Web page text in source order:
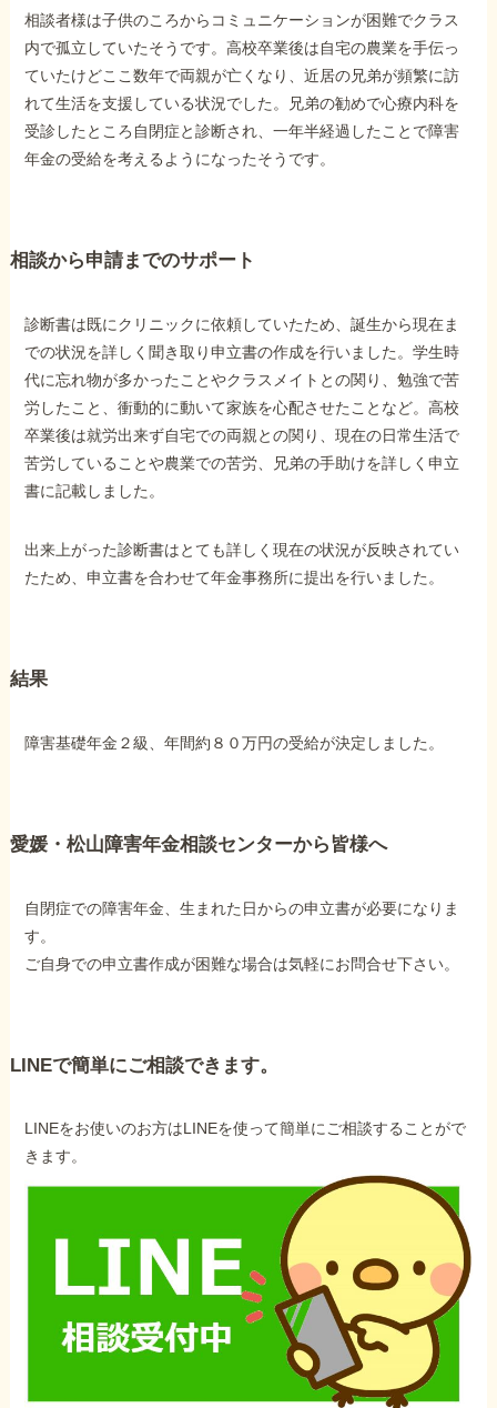
で受給相談をする
依頼するメリット
お電話でのお問い合わせ
089-907-3797
受付時間：平日9:00~18:00
相談者様は子供のころからコミュニケーションが困難でクラス
内で孤立していたそうです。高校卒業後は自宅の農業を手伝っ
ていたけどここ数年で両親が亡くなり、近居の兄弟が頻繁に訪
れて生活を支援している状況でした。兄弟の勧めで心療内科を
受診したところ自閉症と診断され、一年半経過したことで障害
年金の受給を考えるようになったそうです。
相談から申請までのサポート
診断書は既にクリニックに依頼していたため、誕生から現在ま
での状況を詳しく聞き取り申立書の作成を行いました。学生時
代に忘れ物が多かったことやクラスメイトとの関り、勉強で苦
労したこと、衝動的に動いて家族を心配させたことなど。高校
卒業後は就労出来ず自宅での両親との関り、現在の日常生活で
苦労していることや農業での苦労、兄弟の手助けを詳しく申立
書に記載しました。
出来上がった診断書はとても詳しく現在の状況が反映されてい
たため、申立書を合わせて年金事務所に提出を行いました。
結果
障害基礎年金２級、年間約８０万円の受給が決定しました。
愛媛・松山障害年金相談センターから皆様へ
自閉症での障害年金、生まれた日からの申立書が必要になりま
す。
ご自身での申立書作成が困難な場合は気軽にお問合せ下さい。
LINEで簡単にご相談できます。
LINEをお使いのお方はLINEを使って簡単にご相談することがで
きます。